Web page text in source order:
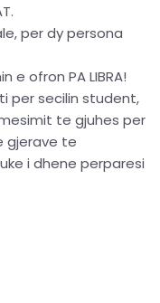
per dy persona
e ofron PA LIBRA!
per secilin student,
te gjuhes per
gjerave te
i dhene perparesi